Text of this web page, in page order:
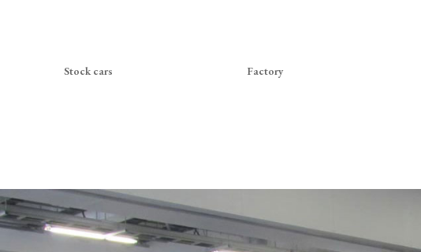
Stock cars Factory